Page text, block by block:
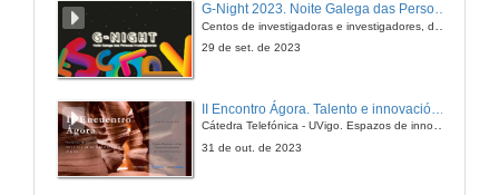
Emprego en REPSOL
Proxectos Emprendedores
G-Night 2023. Noite Galega das Persoas Investigadoras. Conciencias creativas
29 de set. de 2023
Cátedra Telefónica - UVigo. Espazos de innovación
31 de out. de 2023